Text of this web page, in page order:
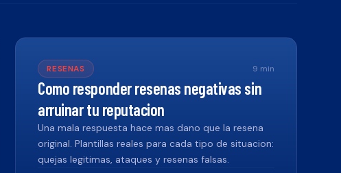
RESENAS 9 min
Como responder resenas negativas sin
arruinar tu reputacion
Una mala respuesta hace mas dano que la resena
original. Plantillas reales para cada tipo de situacion:
quejas legitimas, ataques y resenas falsas.